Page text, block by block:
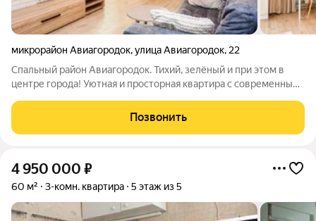
микрорайон Авиагородок,улица Авиагородок, 22
Спальный район Авиагородок. Тихий, зелёный и при этом в
центре города! Уютная и просторная квартира с современным
шикарная гостиная зона. Всё узаконено! При ремонте полы
заливали с нуля, скрипы и
Позвонить
4 950 000 ₽
60 м² 3-комн. квартира 5 этаж из 5